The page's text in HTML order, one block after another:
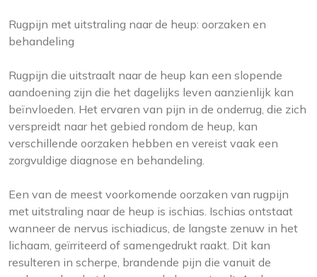
Rugpijn met uitstraling naar de heup: oorzaken en
behandeling
Rugpijn die uitstraalt naar de heup kan een slopende
aandoening zijn die het dagelijks leven aanzienlijk kan
beïnvloeden. Het ervaren van pijn in de onderrug, die zich
verspreidt naar het gebied rondom de heup, kan
verschillende oorzaken hebben en vereist vaak een
zorgvuldige diagnose en behandeling.
Een van de meest voorkomende oorzaken van rugpijn
met uitstraling naar de heup is ischias. Ischias ontstaat
wanneer de nervus ischiadicus, de langste zenuw in het
lichaam, geïrriteerd of samengedrukt raakt. Dit kan
resulteren in scherpe, brandende pijn die vanuit de